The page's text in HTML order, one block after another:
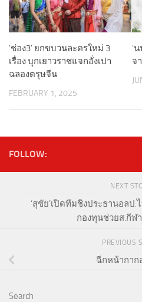
‘ช่อง3’ ยกขบวนละครใหม่ 3
เรื่อง บุกเยาวราชแจกอั่งเปา
ฉลองตรุษจีน
FEBRUARY 1, 2025
‘
จ
FOLLOW:
NEXT
‘สุชัย’เปิดทีมชิงประธานอลป
กองทุนช่วยส.กีฬ
PREVIOUS
ฉีกหน้ากาก
Search